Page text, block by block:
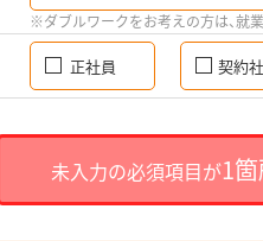
※ダブルワークをお考えの方は、就
正社員 契約
未入力の必須項目が1